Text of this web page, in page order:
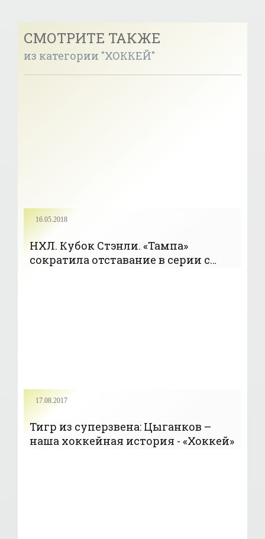
СМОТРИТЕ ТАКЖЕ
из категории "ХОККЕЙ"
16.05.2018
НХЛ. Кубок Стэнли. «Тампа»
сократила отставание в серии с
17.08.2017
Тигр из суперзвена: Цыганков –
наша хоккейная история - «Хоккей»